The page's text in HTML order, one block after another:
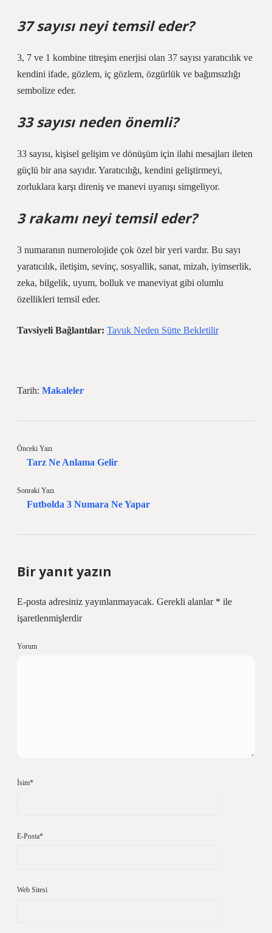
37 sayısı neyi temsil eder?
3, 7 ve 1 kombine titreşim enerjisi olan 37 sayısı yaratıcılık ve
kendini ifade, gözlem, iç gözlem, özgürlük ve bağımsızlığı
sembolize eder.
33 sayısı neden önemli?
33 sayısı, kişisel gelişim ve dönüşüm için ilahi mesajları ileten
güçlü bir ana sayıdır. Yaratıcılığı, kendini geliştirmeyi,
zorluklara karşı direniş ve manevi uyanışı simgeliyor.
3 rakamı neyi temsil eder?
3 numaranın numerolojide çok özel bir yeri vardır. Bu sayı
yaratıcılık, iletişim, sevinç, sosyallik, sanat, mizah, iyimserlik,
zeka, bilgelik, uyum, bolluk ve maneviyat gibi olumlu
özellikleri temsil eder.
Tavsiyeli Bağlantılar: Tavuk Neden Sütte Bekletilir
Tarih: Makaleler
Önceki Yazı
Tarz Ne Anlama Gelir
Sonraki Yazı
Futbolda 3 Numara Ne Yapar
Bir yanıt yazın
E-posta adresiniz yayınlanmayacak. Gerekli alanlar * ile
işaretlenmişlerdir
Yorum
İsim*
E-Posta*
Web Sitesi